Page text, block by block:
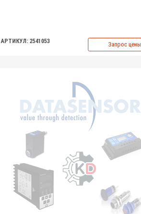
АРТИКУЛ: 2541053 Запрос цены